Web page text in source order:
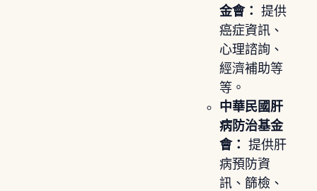
金會： 提供
癌症資訊、
心理諮詢、
經濟補助等
等。
中華民國肝
病防治基金
會： 提供肝
病預防資
訊、篩檢、